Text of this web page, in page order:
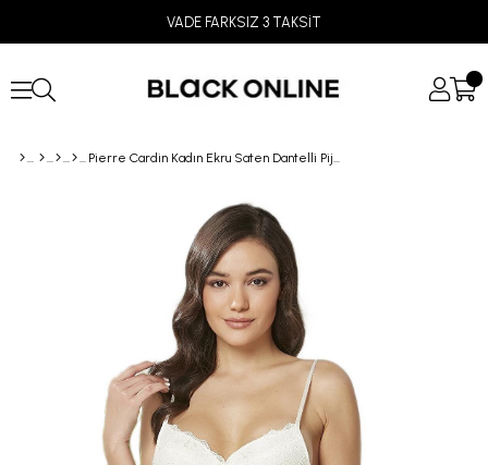
VADE FARKSIZ 3 TAKSİT
Pierre Cardin Kadın Ekru Saten Dantelli Pijama Şort Takım 415